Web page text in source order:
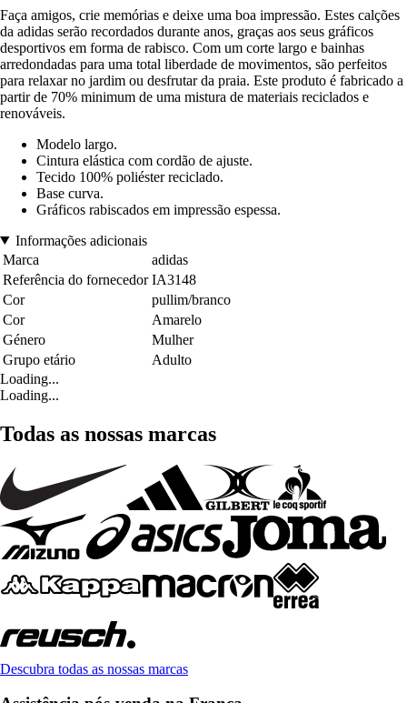
Faça amigos, crie memórias e deixe uma boa impressão. Estes calções
da adidas serão recordados durante anos, graças aos seus gráficos
desportivos em forma de rabisco. Com um corte largo e bainhas
arredondadas para uma total liberdade de movimentos, são perfeitos
para relaxar no jardim ou desfrutar da praia. Este produto é fabricado a
partir de 70% minimum de uma mistura de materiais reciclados e
renováveis.
Modelo largo.
Cintura elástica com cordão de ajuste.
Tecido 100% poliéster reciclado.
Base curva.
Gráficos rabiscados em impressão espessa.
Informações adicionais
Marca
adidas
Referência do fornecedor IA3148
Cor
pullim/branco
Cor
Amarelo
Género
Mulher
Grupo etário
Adulto
Loading...
Loading...
Todas as nossas marcas
Descubra todas as nossas marcas